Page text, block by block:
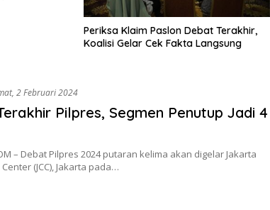
Periksa Klaim Paslon Debat Terakhir,
Koalisi Gelar Cek Fakta Langsung
2 Februari 2024
Pilpres, Segmen Penutup Jadi 4
– Debat Pilpres 2024 putaran kelima akan digelar Jakarta
(JCC), Jakarta pada…